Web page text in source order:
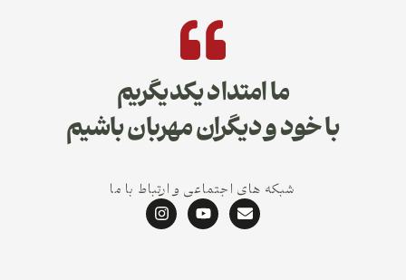
ما امتداد یکدیگریم
با خود و دیگران مهربان باشیم
شبکه های اجتماعی و ارتباط با ما